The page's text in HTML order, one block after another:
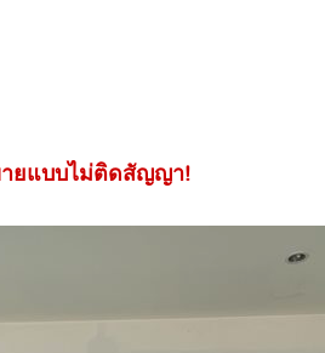
ยแบบไม่ติดสัญญา!